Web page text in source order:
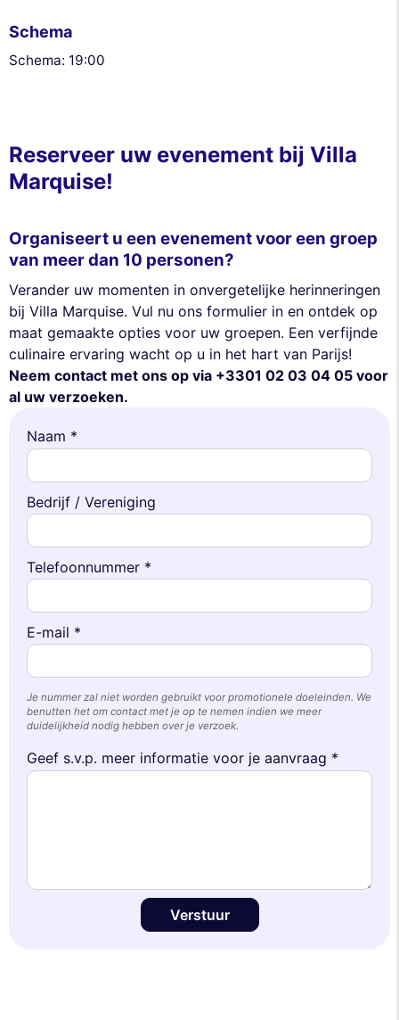
Schema
Schema: 19:00
Reserveer uw evenement bij Villa
Marquise!
Organiseert u een evenement voor een groep
van meer dan 10 personen?
Verander uw momenten in onvergetelijke herinneringen
bij Villa Marquise. Vul nu ons formulier in en ontdek op
maat gemaakte opties voor uw groepen. Een verfijnde
culinaire ervaring wacht op u in het hart van Parijs!
Neem contact met ons op via +3301 02 03 04 05 voor
al uw verzoeken.
Naam *
Bedrijf / Vereniging
Telefoonnummer *
E-mail *
Je nummer zal niet worden gebruikt voor promotionele doeleinden. We
benutten het om contact met je op te nemen indien we meer
duidelijkheid nodig hebben over je verzoek.
Geef s.v.p. meer informatie voor je aanvraag *
Verstuur